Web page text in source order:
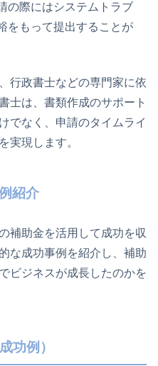
の際にはシステムトラブ
をもって提出することが
行政書士などの専門家に依
士は、書類作成のサポート
でなく、申請のタイムライ
実現します。
紹介
補助金を活用して成功を収
な成功事例を紹介し、補助
ビジネスが成長したのかを
功例）